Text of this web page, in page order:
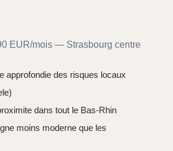
EUR/mois — Strasbourg centre
approfondie des risques locaux
dans tout le Bas-Rhin
moins moderne que les